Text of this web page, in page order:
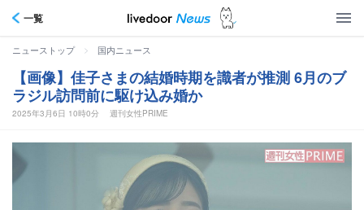
一覧
ニューストップ > 国内ニュース
【画像】佳子さまの結婚時期を識者が推測 6月のブ
ラジル訪問前に駆け込み婚か
2025年3月6日 10時0分 週刊女性PRIME